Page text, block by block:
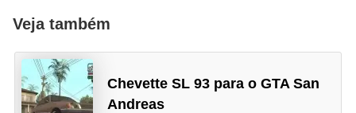
Veja também
Chevette SL 93 para o GTA San
Andreas